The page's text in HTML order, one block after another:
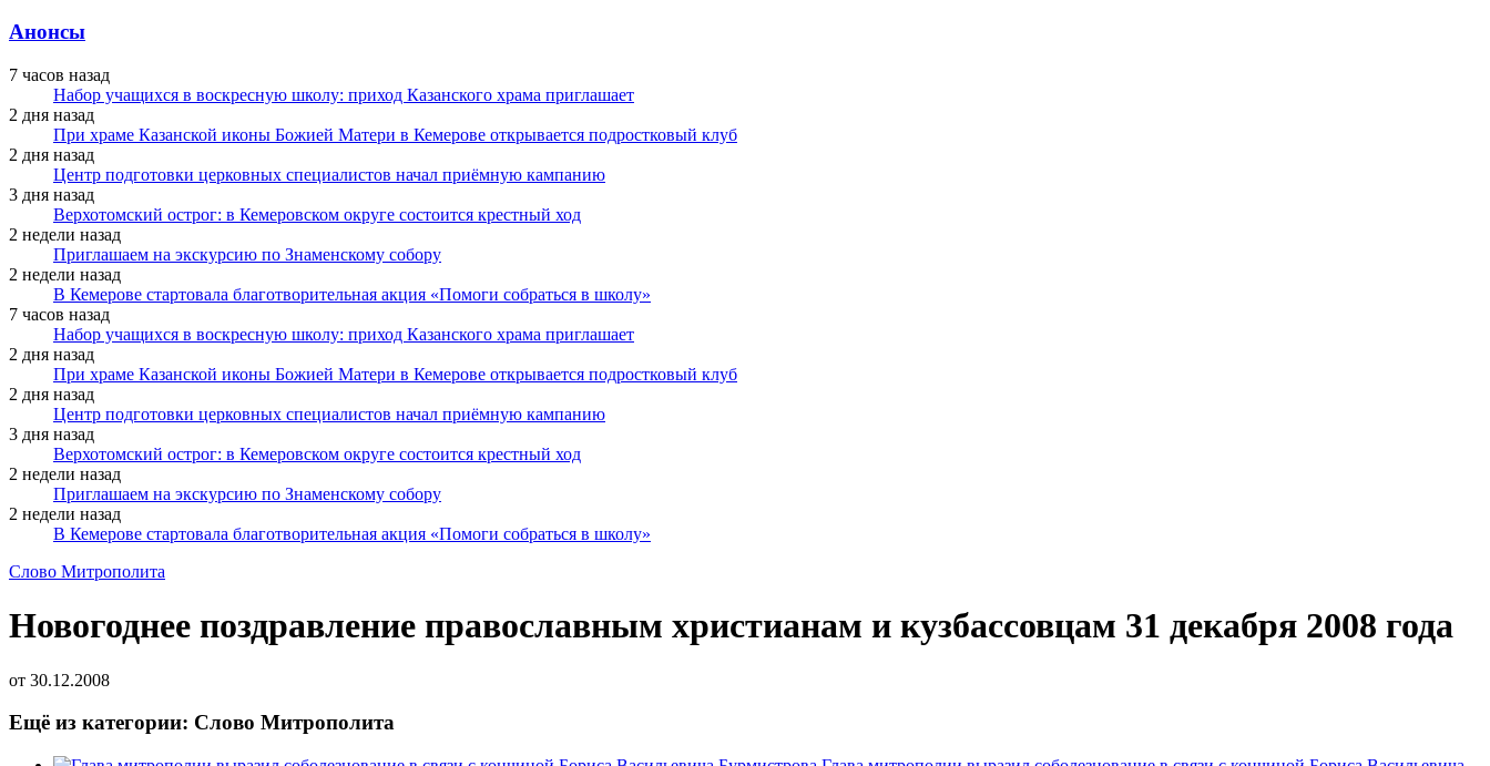
Анонсы
7 часов назад
Набор учащихся в воскресную школу: приход Казанского храма приглашает
2 дня назад
При храме Казанской иконы Божией Матери в Кемерове открывается подростковый клуб
2 дня назад
Центр подготовки церковных специалистов начал приёмную кампанию
3 дня назад
Верхотомский острог: в Кемеровском округе состоится крестный ход
2 недели назад
Приглашаем на экскурсию по Знаменскому собору
2 недели назад
В Кемерове стартовала благотворительная акция «Помоги собраться в школу»
7 часов назад
Набор учащихся в воскресную школу: приход Казанского храма приглашает
2 дня назад
При храме Казанской иконы Божией Матери в Кемерове открывается подростковый клуб
2 дня назад
Центр подготовки церковных специалистов начал приёмную кампанию
3 дня назад
Верхотомский острог: в Кемеровском округе состоится крестный ход
2 недели назад
Приглашаем на экскурсию по Знаменскому собору
2 недели назад
В Кемерове стартовала благотворительная акция «Помоги собраться в школу»
Слово Митрополита
Новогоднее поздравление православным христианам и кузбассовцам 31 декабря 2008 года
от 30.12.2008
Ещё из категории: Слово Митрополита